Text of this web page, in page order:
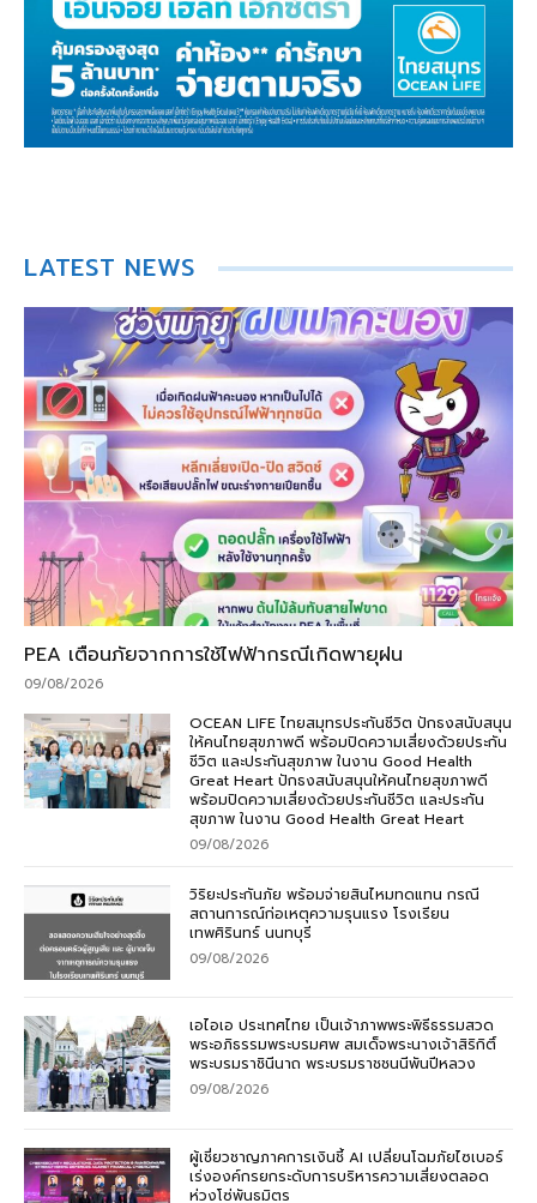
LATEST NEWS
PEA เตือนภัยจากการใช้ไฟฟ้ากรณีเกิดพายุฝน
09/08/2026
OCEAN LIFE ไทยสมุทรประกันชีวิต ปักธงสนับสนุน
ให้คนไทยสุขภาพดี พร้อมปิดความเสี่ยงด้วยประกัน
ชีวิต และประกันสุขภาพ ในงาน Good Health
Great Heart ปักธงสนับสนุนให้คนไทยสุขภาพดี
พร้อมปิดความเสี่ยงด้วยประกันชีวิต และประกัน
สุขภาพ ในงาน Good Health Great Heart
09/08/2026
วิริยะประกันภัย พร้อมจ่ายสินไหมทดแทน กรณี
สถานการณ์ก่อเหตุความรุนแรง โรงเรียน
เทพศิรินทร์ นนทบุรี
09/08/2026
เอไอเอ ประเทศไทย เป็นเจ้าภาพพระพิธีธรรมสวด
พระอภิธรรมพระบรมศพ สมเด็จพระนางเจ้าสิริกิติ์
พระบรมราชินีนาถ พระบรมราชชนนีพันปีหลวง
09/08/2026
ผู้เชี่ยวชาญภาคการเงินชี้ AI เปลี่ยนโฉมภัยไซเบอร์
เร่งองค์กรยกระดับการบริหารความเสี่ยงตลอด
ห่วงโซ่พันธมิตร